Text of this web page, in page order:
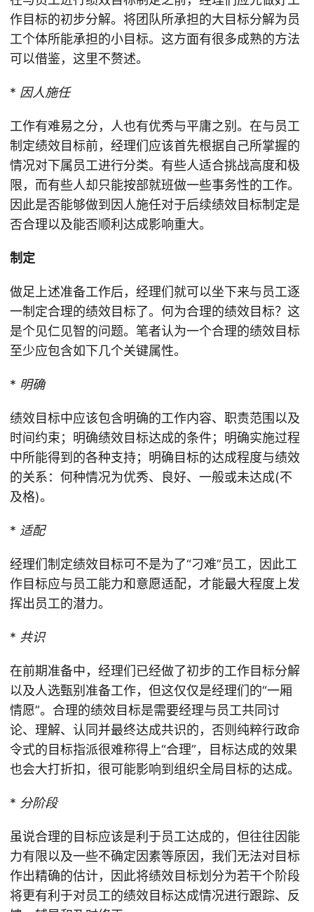
作目标的初步分解。将团队所承担的大目标分解为员
工个体所能承担的小目标。这方面有很多成熟的方法
可以借鉴，这里不赘述。
* 因人施任
工作有难易之分，人也有优秀与平庸之别。在与员工
制定绩效目标前，经理们应该首先根据自己所掌握的
情况对下属员工进行分类。有些人适合挑战高度和极
限，而有些人却只能按部就班做一些事务性的工作。
因此是否能够做到因人施任对于后续绩效目标制定是
否合理以及能否顺利达成影响重大。
制定
做足上述准备工作后，经理们就可以坐下来与员工逐
一制定合理的绩效目标了。何为合理的绩效目标？这
是个见仁见智的问题。笔者认为一个合理的绩效目标
至少应包含如下几个关键属性。
* 明确
绩效目标中应该包含明确的工作内容、职责范围以及
时间约束；明确绩效目标达成的条件；明确实施过程
中所能得到的各种支持；明确目标的达成程度与绩效
的关系：何种情况为优秀、良好、一般或未达成(不
及格)。
* 适配
经理们制定绩效目标可不是为了“刁难”员工，因此工
作目标应与员工能力和意愿适配，才能最大程度上发
挥出员工的潜力。
* 共识
在前期准备中，经理们已经做了初步的工作目标分解
以及人选甄别准备工作，但这仅仅是经理们的“一厢
情愿”。合理的绩效目标是需要经理与员工共同讨
论、理解、认同并最终达成共识的，否则纯粹行政命
令式的目标指派很难称得上“合理”，目标达成的效果
也会大打折扣，很可能影响到组织全局目标的达成。
* 分阶段
虽说合理的目标应该是利于员工达成的，但往往因能
力有限以及一些不确定因素等原因，我们无法对目标
作出精确的估计，因此将绩效目标划分为若干个阶段
将更有利于对员工的绩效目标达成情况进行跟踪、反